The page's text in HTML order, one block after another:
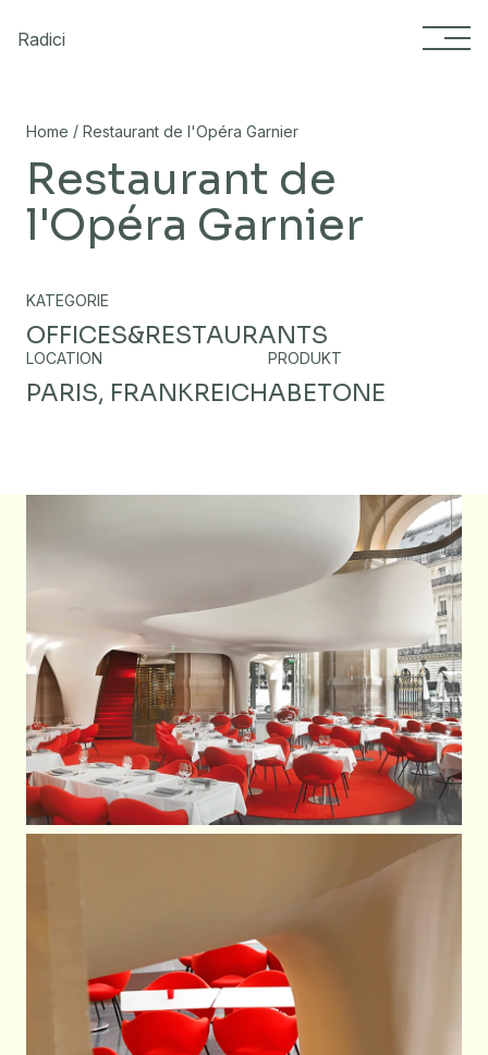
Radici
Home / Restaurant de l'Opéra Garnier
Restaurant de
l'Opéra Garnier
KATEGORIE
OFFICES&RESTAURANTS
LOCATION
PARIS, FRANKREICH
PRODUKT
ABETONE